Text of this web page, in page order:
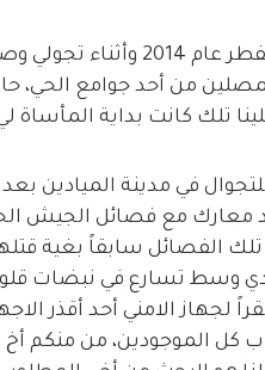
ليلاً وبعد أيام من مرور
المصلين من أحد جوامع
تلك كانت بداية
في مدينة الميادين
أواخر عام 2014 بعد معارك مع
الفصائل سابقاً بغية
وسط تسارع في نبضات
لجهاز الامني أحد أقذر
الموجودين، من منكم أخ